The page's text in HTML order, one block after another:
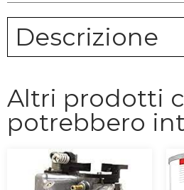
Descrizione
Altri prodotti
potrebbero